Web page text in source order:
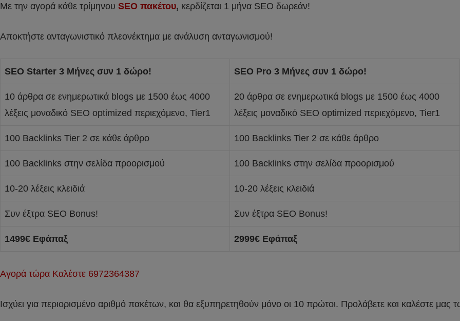
Με την αγορά κάθε τρίμηνου SEO πακέτου, κερδίζεται 1 μήνα SEO δωρεάν!
Αποκτήστε ανταγωνιστικό πλεονέκτημα με ανάλυση ανταγωνισμού!
SEO Starter 3 Μήνες συν 1 δώρο! SEO Pro 3 Μήνες συν 1 δώρο!
10 άρθρα σε ενημερωτικά blogs με 1500 έως 4000
λέξεις μοναδικό SEO optimized περιεχόμενο, Tier1
20 άρθρα σε ενημερωτικά blogs με 1500 έως 4000
λέξεις μοναδικό SEO optimized περιεχόμενο, Tier1
100 Backlinks Tier 2 σε κάθε άρθρο 100 Backlinks Tier 2 σε κάθε άρθρο
100 Backlinks στην σελίδα προορισμού 100 Backlinks στην σελίδα προορισμού
10-20 λέξεις κλειδιά 10-20 λέξεις κλειδιά
Συν έξτρα SEO Bonus! Συν έξτρα SEO Bonus!
1499€ Εφάπαξ 2999€ Εφάπαξ
Αγορά τώρα Καλέστε 6972364387
Ισχύει για περιορισμένο αριθμό πακέτων, και θα εξυπηρετηθούν μόνο οι 10 πρώτοι. Προλάβετε και καλέστε